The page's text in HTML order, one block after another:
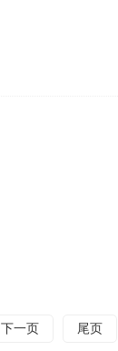
下一页 尾页